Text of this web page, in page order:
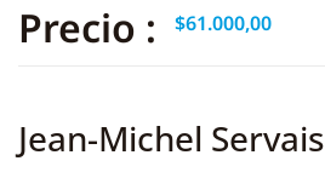
Precio : $61.000,00
Jean-Michel Servais